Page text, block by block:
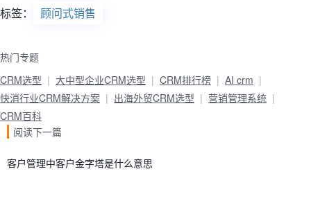
标签： 顾问式销售
热门专题
CRM选型
大中型企业CRM选型 CRM排行榜
AI crm
快消行业CRM解决方案
出海外贸CRM选型
营销管理系统
CRM百科
阅读下一篇
客户管理中客户金字塔是什么意思